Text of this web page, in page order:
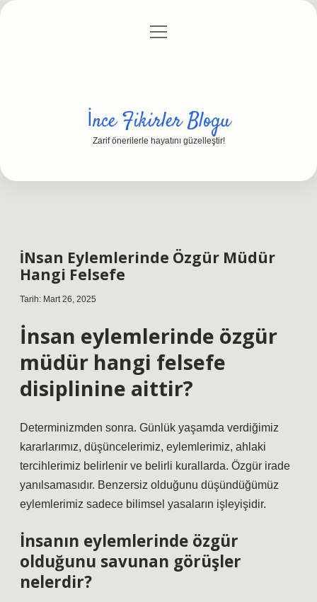
Gizlilik Politikası
menüyü
İnce Fikirler Blogu
Zarif önerilerle hayatını güzelleştir!
İNsan Eylemlerinde Özgür Müdür
Hangi Felsefe
Tarih: Mart 26, 2025
İnsan eylemlerinde özgür
müdür hangi felsefe
disiplinine aittir?
Determinizmden sonra. Günlük yaşamda verdiğimiz
kararlarımız, düşüncelerimiz, eylemlerimiz, ahlaki
tercihlerimiz belirlenir ve belirli kurallarda. Özgür irade
yanılsamasıdır. Benzersiz olduğunu düşündüğümüz
eylemlerimiz sadece bilimsel yasaların işleyişidir.
İnsanın eylemlerinde özgür
olduğunu savunan görüşler
nelerdir?